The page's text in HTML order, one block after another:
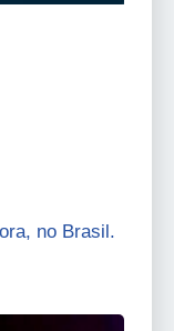
no Brasil.